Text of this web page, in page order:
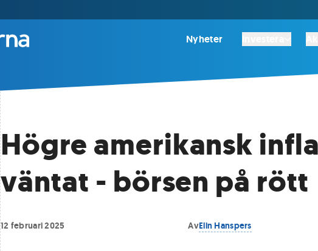
Nyheter
Högre amerikansk
väntat - börsen på rött
12 februari 2025 AvElin Hanspers